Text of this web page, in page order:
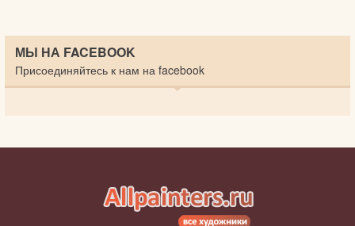
МЫ НА FACEBOOK
Присоединяйтесь к нам на facebook